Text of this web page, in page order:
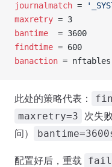
journalmatch =
maxretry = 3
bantime
  = 3600
findtime = 600
banaction =
此处的策略代表：
maxretry=3
次失
问）
配置好后，重载